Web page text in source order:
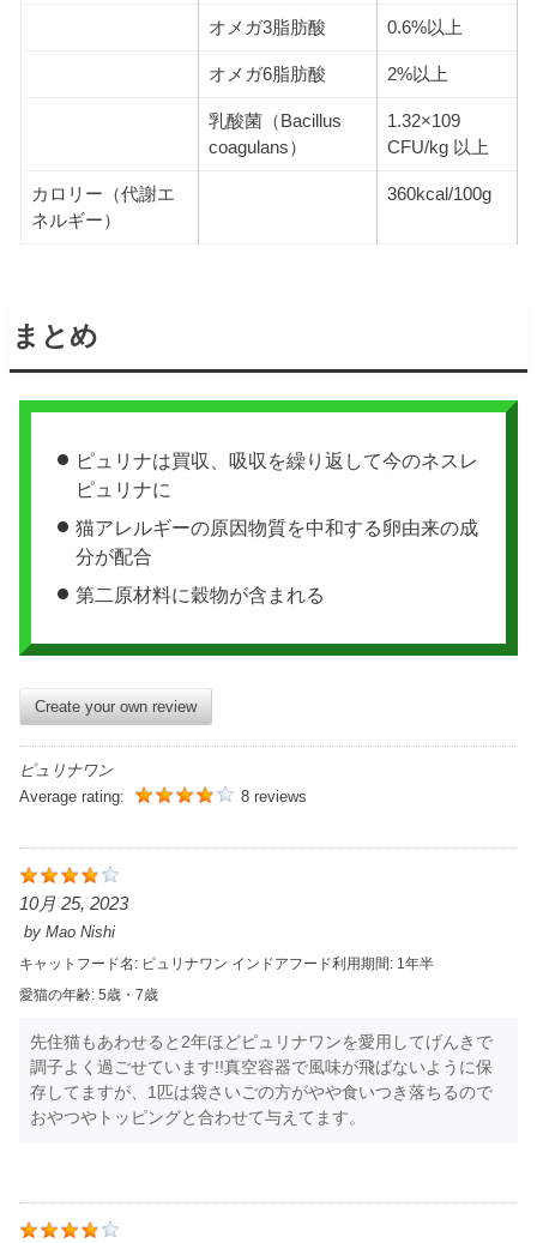
オメガ3脂肪酸 0.6%以上
オメガ6脂肪酸 2%以上
乳酸菌（Bacillus
coagulans）
1.32×109
CFU/kg 以上
カロリー（代謝エ
ネルギー）
360kcal/100g
まとめ
ピュリナは買収、吸収を繰り返して今のネスレ
ピュリナに
猫アレルギーの原因物質を中和する卵由来の成
分が配合
第二原材料に穀物が含まれる
Create your own review
ピュリナワン
Average rating:
8 reviews
10月 25, 2023
byMao Nishi
キャットフード名: ピュリナワン インドアフード利用期間: 1年半
愛猫の年齢: 5歳・7歳
先住猫もあわせると2年ほどピュリナワンを愛用してげんきで
調子よく過ごせています!!真空容器で風味が飛ばないように保
存してますが、1匹は袋さいごの方がやや食いつき落ちるので
おやつやトッピングと合わせて与えてます。